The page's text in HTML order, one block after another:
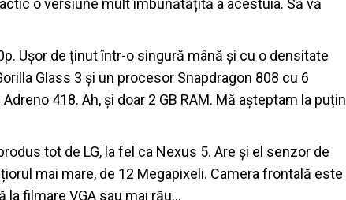
Ușor de ținut într-o singură mână și cu o densitate
Glass 3 și un procesor Snapdragon 808 cu 6
418. Ah, și doar 2 GB RAM. Mă așteptam la puțin
tot de LG, la fel ca Nexus 5. Are și el senzor de
mai mare, de 12 Megapixeli. Camera frontală este
la filmare VGA sau mai rău…